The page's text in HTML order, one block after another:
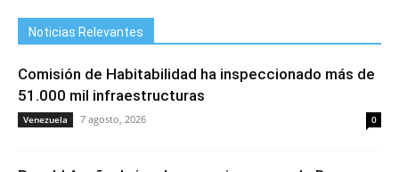
Noticias Relevantes
Comisión de Habitabilidad ha inspeccionado más de
51.000 mil infraestructuras
Venezuela 7 agosto, 2026 0